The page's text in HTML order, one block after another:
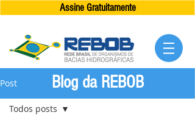
Assine Gratuitamente
Post
Todos posts
Blog da REBOB